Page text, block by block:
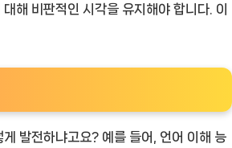
해 비판적인 시각을 유지해야 합니다. 이
발전하냐고요? 예를 들어, 언어 이해 능